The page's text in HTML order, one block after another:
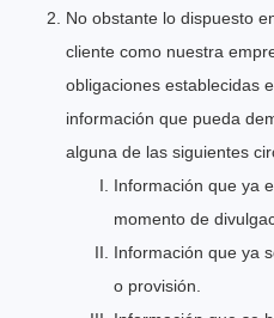
No obstante lo dispuesto
cliente como nuestra
obligaciones establecidas
información que pueda
alguna de las siguientes
Información que ya
momento de
Información que ya
o provisión.